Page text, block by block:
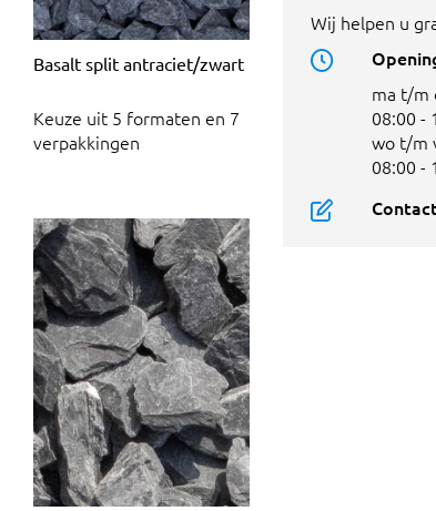
Basalt split antraciet/zwart
Keuze uit 5 formaten en 7
verpakkingen
Wij helpen u
ma t/m
08:00 -
wo t/m
08:00 -